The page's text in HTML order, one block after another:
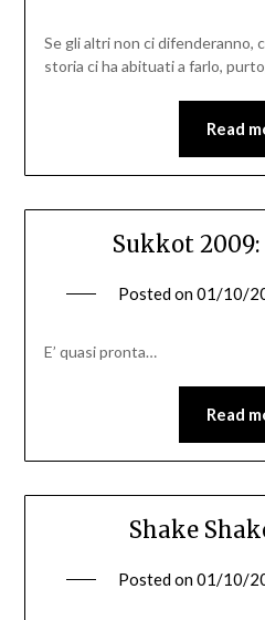
Se gli altri non ci difenderanno,
storia ci ha abituati a farlo,
Read
Sukkot
Posted on01/10/
E’ quasi pronta…
Read
Shake
Posted on01/10/